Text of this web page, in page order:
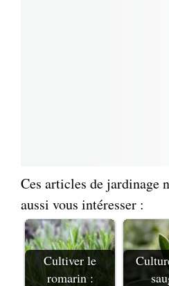
Ces articles de jardinage
aussi vous intéresser :
Cultiver le
romarin :